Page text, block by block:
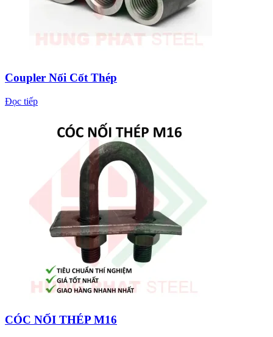
Coupler Nối Cốt Thép
Đọc tiếp
CÓC NỐI THÉP M16